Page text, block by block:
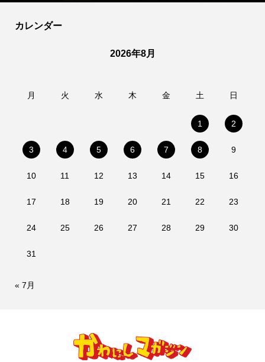
カレンダー
2026年8月
月 火 水 木 金 土 日
1 2
3 4 5 6 7 8 9
10 11 12 13 14 15 16
17 18 19 20 21 22 23
24 25 26 27 28 29 30
31
« 7月